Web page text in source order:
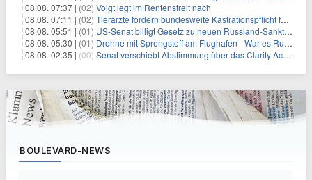
08.08. 07:37 | (02) Voigt legt im Rentenstreit nach
08.08. 07:11 | (02) Tierärzte fordern bundesweite Kastrationspflicht für Katzen
08.08. 05:51 | (01) US-Senat billigt Gesetz zu neuen Russland-Sanktionen
08.08. 05:30 | (01) Drohne mit Sprengstoff am Flughafen - War es Russland?
08.08. 02:35 | (00) Senat verschiebt Abstimmung über das Clarity Act: Auswirkungen auf Unternehmen und das Vertrauen der Investoren
BOULEVARD-NEWS